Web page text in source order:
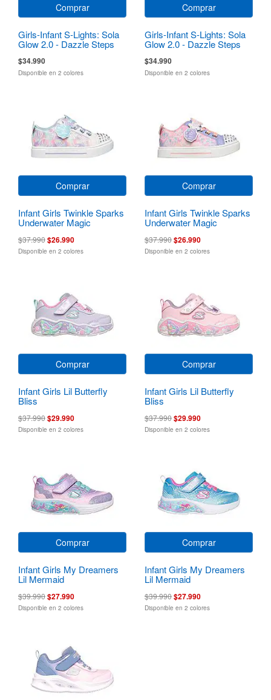
Comprar
Girls-Infant S-Lights: Sola
Glow 2.0 - Dazzle Steps
$34.990
Disponible en 2 colores
Comprar
Girls-Infant S-Lights: Sola
Glow 2.0 - Dazzle Steps
$34.990
Disponible en 2 colores
Comprar
Infant Girls Twinkle Sparks
Underwater Magic
$37.990$26.990
Disponible en 2 colores
Comprar
Infant Girls Twinkle Sparks
Underwater Magic
$37.990$26.990
Disponible en 2 colores
Comprar
Infant Girls Lil Butterfly
Bliss
$37.990$29.990
Disponible en 2 colores
Comprar
Infant Girls Lil Butterfly
Bliss
$37.990$29.990
Disponible en 2 colores
Comprar
Infant Girls My Dreamers
Lil Mermaid
$39.990$27.990
Disponible en 2 colores
Comprar
Infant Girls My Dreamers
Lil Mermaid
$39.990$27.990
Disponible en 2 colores